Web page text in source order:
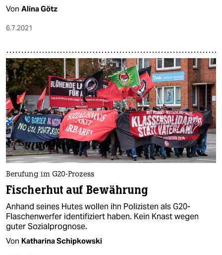
Von Alina Götz
6.7.2021
Berufung im G20-Prozess
Fischerhut auf Bewährung
Anhand seines Hutes wollen ihn Polizisten als G20-
Flaschenwerfer identifiziert haben. Kein Knast wegen
guter Sozialprognose.
Von Katharina Schipkowski